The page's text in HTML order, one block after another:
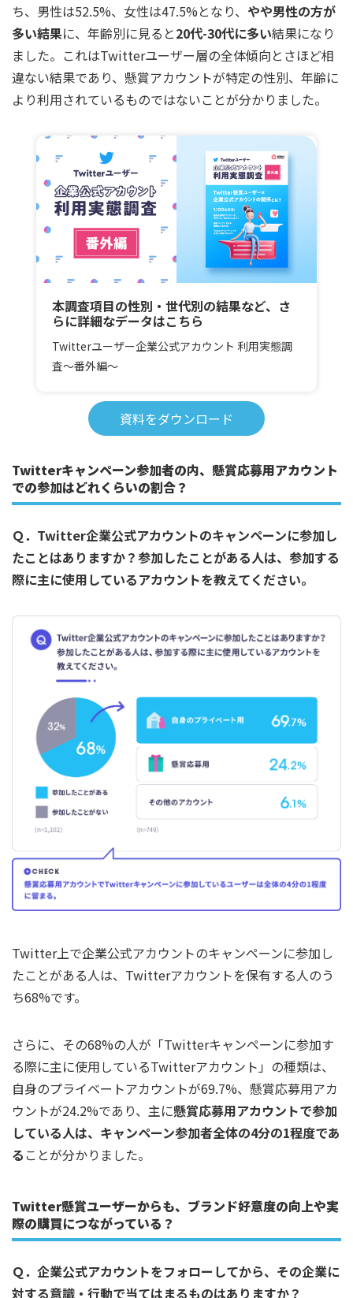
ち、男性は52.5%、女性は47.5%となり、 やや男性の方が
多い結果に、年齢別に見ると20代-30代に多い結果になり
ました。これはTwitterユーザー層の全体傾向とさほど相
違ない結果であり、懸賞アカウントが特定の性別、年齢に
より利用されているものではないことが分かりました。
本調査項目の性別・世代別の結果など、さ
らに詳細なデータはこちら
Twitterユーザー企業公式アカウント 利用実態調
査～番外編～
資料をダウンロード
Twitterキャンペーン参加者の内、懸賞応募用アカウント
での参加はどれくらいの割合？
Ｑ．Twitter企業公式アカウントのキャンペーンに参加し
たことはありますか？参加したことがある人は、参加する
際に主に使用しているアカウントを教えてください。
Twitter上で企業公式アカウントのキャンペーンに参加し
たことがある人は、Twitterアカウントを保有する人のう
ち68%です。
さらに、その68%の人が「Twitterキャンペーンに参加す
る際に主に使用しているTwitterアカウント」の種類は、
自身のプライベートアカウントが69.7%、懸賞応募用アカ
ウントが24.2%であり、主に懸賞応募用アカウントで参加
している人は、キャンペーン参加者全体の4分の1程度であ
る ことが分かりました。
Twitter懸賞ユーザーからも、ブランド好意度の向上や実
際の購買につながっている？
Ｑ．企業公式アカウントをフォローしてから、その企業に
対する意識・行動で当てはまるものはありますか？